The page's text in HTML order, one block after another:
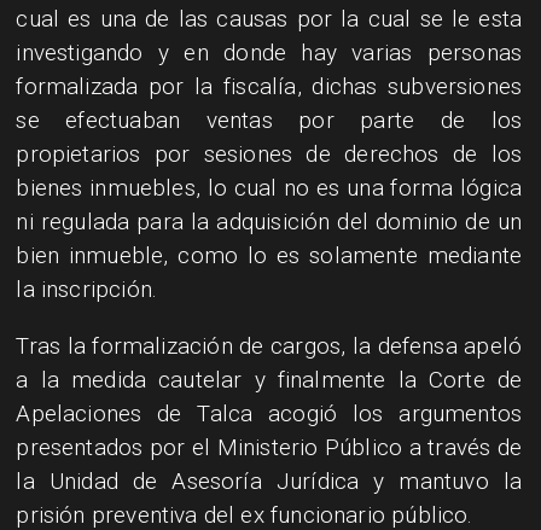
cual es una de las causas por la cual se le esta
investigando y en donde hay varias personas
formalizada por la fiscalía, dichas subversiones
se efectuaban ventas por parte de los
propietarios por sesiones de derechos de los
bienes inmuebles, lo cual no es una forma lógica
ni regulada para la adquisición del dominio de un
bien inmueble, como lo es solamente mediante
la inscripción.
​Tras la formalización de cargos, la defensa apeló
a la medida cautelar y finalmente la Corte de
Apelaciones de Talca acogió los argumentos
presentados por el Ministerio Público a través de
la Unidad de Asesoría Jurídica y mantuvo la
prisión preventiva del ex funcionario público.